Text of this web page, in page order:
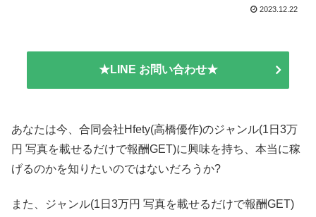
2023.12.22
★LINE お問い合わせ★
あなたは今、合同会社Hfety(高橋優作)のジャンル(1日3万
円 写真を載せるだけで報酬GET)に興味を持ち、本当に稼
げるのかを知りたいのではないだろうか?
また、ジャンル(1日3万円 写真を載せるだけで報酬GET)